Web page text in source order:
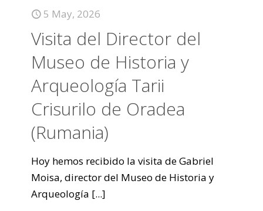
5 May, 2026
Visita del Director del
Museo de Historia y
Arqueología Tarii
Crisurilo de Oradea
(Rumania)
Hoy hemos recibido la visita de Gabriel
Moisa, director del Museo de Historia y
Arqueología [...]